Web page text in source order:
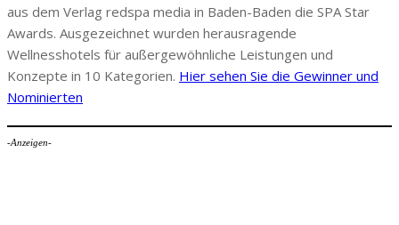
aus dem Verlag redspa media in Baden-Baden die SPA Star
Awards. Ausgezeichnet wurden herausragende
Wellnesshotels für außergewöhnliche Leistungen und
Konzepte in 10 Kategorien. Hier sehen Sie die Gewinner und
Nominierten
-Anzeigen-